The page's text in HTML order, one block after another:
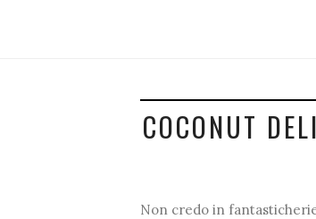
COCONUT
Non credo in